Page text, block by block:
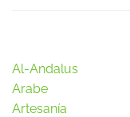
Al-Andalus
Arabe
Artesanía